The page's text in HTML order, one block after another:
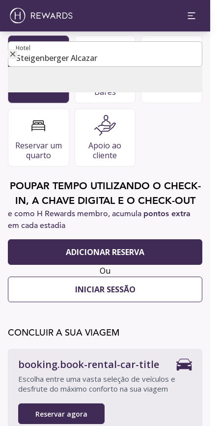
Hotel
Hotel
Bares
Reservar um
quarto
Apoio ao
cliente
POUPAR TEMPO UTILIZANDO O CHECK-
IN, A CHAVE DIGITAL E O CHECK-OUT
e como H Rewards membro, acumula pontos extra
em cada estadia
ADICIONAR RESERVA
Ou
INICIAR SESSÃO
CONCLUIR A SUA VIAGEM
booking.book-rental-car-title
Escolha entre uma vasta seleção de veículos e
desfrute do máximo conforto na sua viagem
Reservar agora